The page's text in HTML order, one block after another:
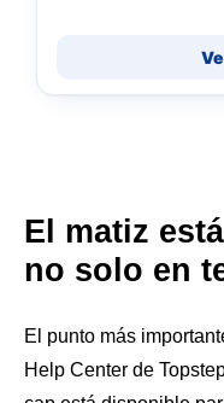
El matiz
no solo en
El punto más
Help Center de